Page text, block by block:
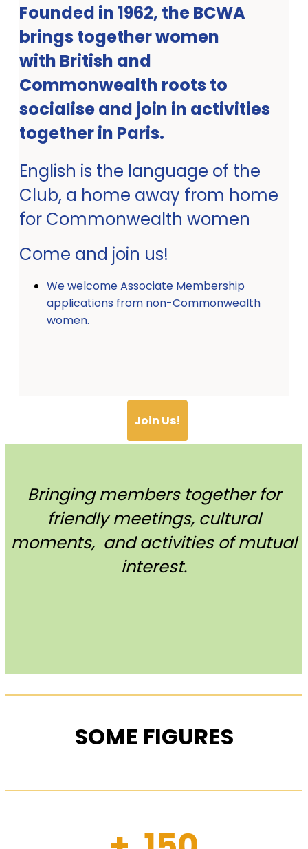
Founded in 1962, the BCWA
brings together women
with British and
Commonwealth roots to
socialise and join in activities
together in Paris.
English is the language of the
Club, a home away from home
for Commonwealth women
Come and join us!
We welcome Associate Membership
applications from non-Commonwealth
women.
Join Us!
Bringing members together for
friendly meetings, cultural
moments, and activities of mutual
interest.
SOME FIGURES